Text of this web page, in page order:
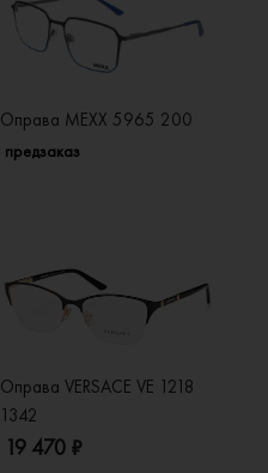
Оправа MEXX 5965 200
предзаказ
Оправа VERSACE VE 1218
1342
19 470 ₽